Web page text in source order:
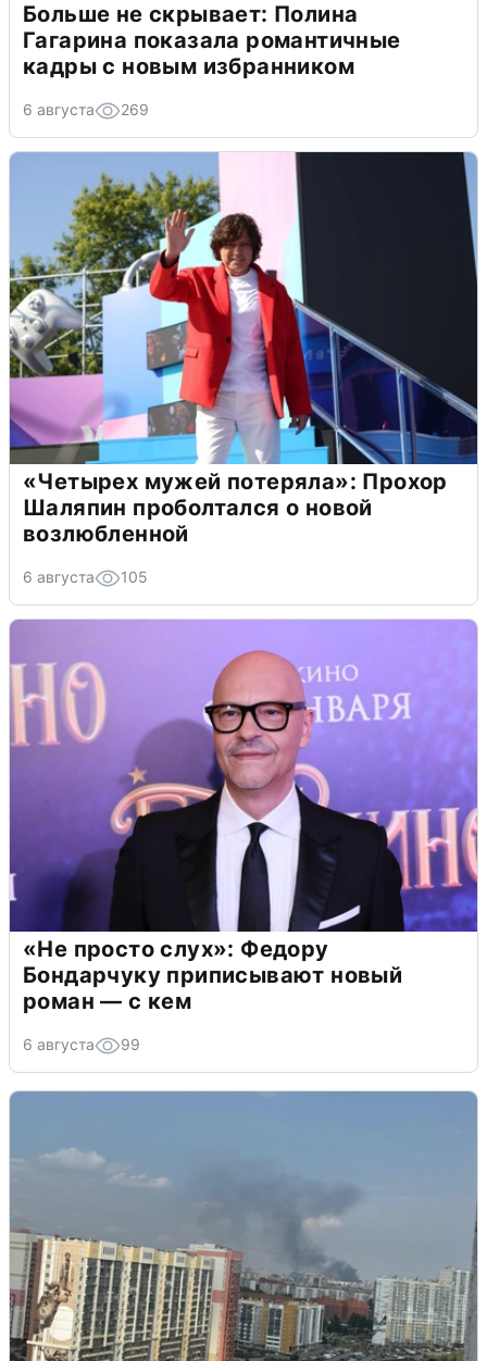
Больше не скрывает: Полина
Гагарина показала романтичные
кадры с новым избранником
6 августа 269
«Четырех мужей потеряла»: Прохор
Шаляпин проболтался о новой
возлюбленной
6 августа 105
«Не просто слух»: Федору
Бондарчуку приписывают новый
роман — с кем
6 августа 99